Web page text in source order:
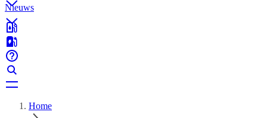
Nieuws
Home